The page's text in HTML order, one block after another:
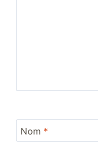
Nom *